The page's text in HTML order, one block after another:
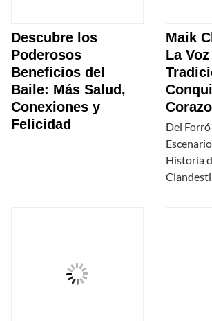
Descubre los
Poderosos
Beneficios del
Baile: Más Salud,
Conexiones y
Felicidad
Maik
La
Del
Historia